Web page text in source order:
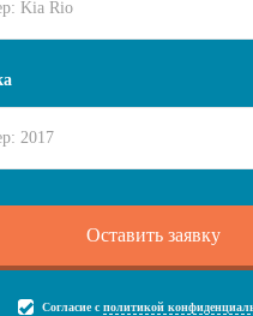
Согласие с политикой